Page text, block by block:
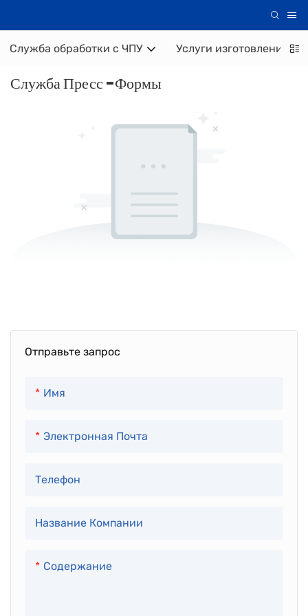
Служба обработки с ЧПУ Услуги изготовления
Служба Пресс -формы
Отправьте запрос
Имя
Электронная Почта
Телефон
Название Компании
Содержание